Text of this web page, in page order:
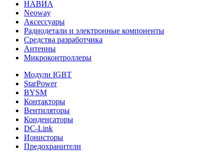
НАВИА
Neoway
Аксессуары
Радиодетали и электронные компоненты
Средства разработчика
Антенны
Микроконтроллеры
Модули IGBT
StarPower
BYSM
Контакторы
Вентиляторы
Конденсаторы
DC-Link
Ионисторы
Предохранители